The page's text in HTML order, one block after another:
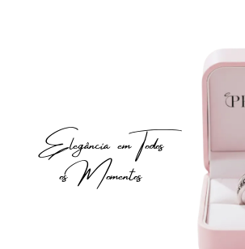
Elegância em Todos
os Momentos